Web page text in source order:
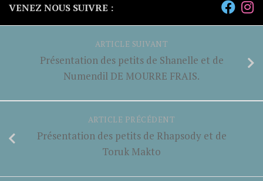
VENEZ NOUS SUIVRE :
ARTICLE SUIVANT
Présentation des petits de Shanelle et de
Numendil DE MOURRE FRAIS.
ARTICLE PRÉCÉDENT
Présentation des petits de Rhapsody et de
Toruk Makto